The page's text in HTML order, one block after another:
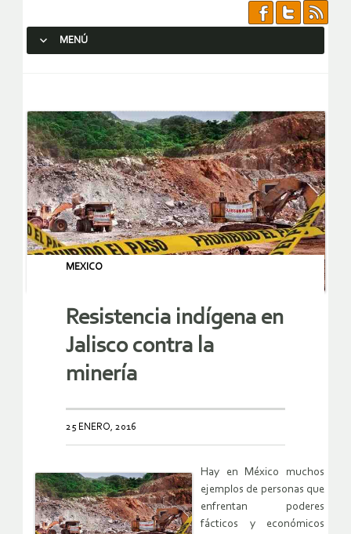
MENÚ
MEXICO
Resistencia indígena en
Jalisco contra la
minería
25 ENERO, 2016
Hay en México muchos
ejemplos de personas que
enfrentan poderes
fácticos y económicos